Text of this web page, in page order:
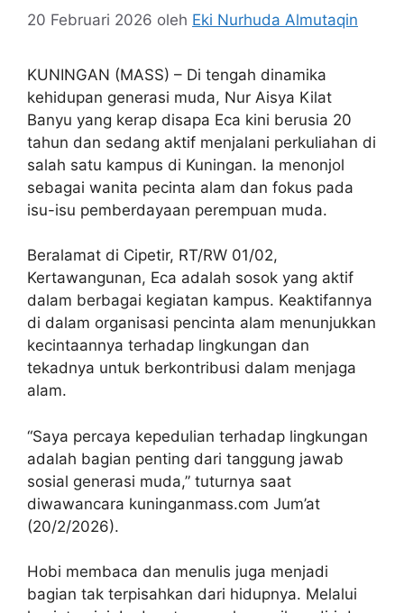
20 Februari 2026 oleh Eki Nurhuda Almutaqin
KUNINGAN (MASS) – Di tengah dinamika
kehidupan generasi muda, Nur Aisya Kilat
Banyu yang kerap disapa Eca kini berusia 20
tahun dan sedang aktif menjalani perkuliahan di
salah satu kampus di Kuningan. Ia menonjol
sebagai wanita pecinta alam dan fokus pada
isu-isu pemberdayaan perempuan muda.
Beralamat di Cipetir, RT/RW 01/02,
Kertawangunan, Eca adalah sosok yang aktif
dalam berbagai kegiatan kampus. Keaktifannya
di dalam organisasi pencinta alam menunjukkan
kecintaannya terhadap lingkungan dan
tekadnya untuk berkontribusi dalam menjaga
alam.
“Saya percaya kepedulian terhadap lingkungan
adalah bagian penting dari tanggung jawab
sosial generasi muda,” tuturnya saat
diwawancara kuninganmass.com Jum’at
(20/2/2026).
Hobi membaca dan menulis juga menjadi
bagian tak terpisahkan dari hidupnya. Melalui